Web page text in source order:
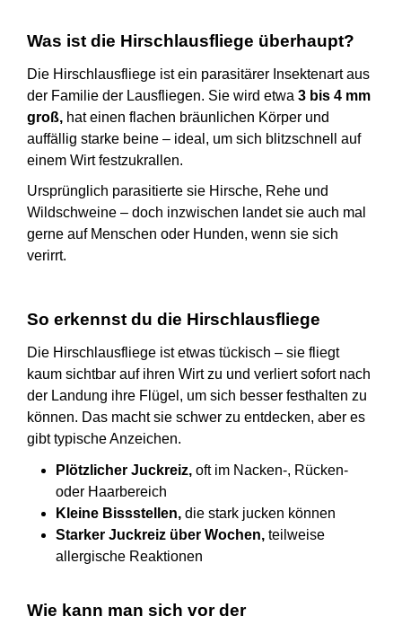
Was ist die Hirschlausfliege überhaupt?
Die Hirschlausfliege ist ein parasitärer Insektenart aus
der Familie der Lausfliegen. Sie wird etwa 3 bis 4 mm
groß, hat einen flachen bräunlichen Körper und
auffällig starke beine – ideal, um sich blitzschnell auf
einem Wirt festzukrallen.
Ursprünglich parasitierte sie Hirsche, Rehe und
Wildschweine – doch inzwischen landet sie auch mal
gerne auf Menschen oder Hunden, wenn sie sich
verirrt.
So erkennst du die Hirschlausfliege
Die Hirschlausfliege ist etwas tückisch – sie fliegt
kaum sichtbar auf ihren Wirt zu und verliert sofort nach
der Landung ihre Flügel, um sich besser festhalten zu
können. Das macht sie schwer zu entdecken, aber es
gibt typische Anzeichen.
Plötzlicher Juckreiz, oft im Nacken-, Rücken-
oder Haarbereich
Kleine Bissstellen, die stark jucken können
Starker Juckreiz über Wochen, teilweise
allergische Reaktionen
Wie kann man sich vor der